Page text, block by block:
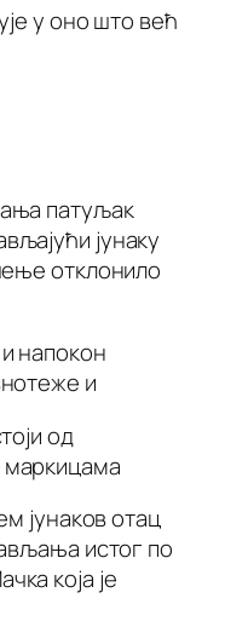
у оно што већ
патуљак
јунаку
отклонило
напокон
и
од
јунаков отац
истог по
која је